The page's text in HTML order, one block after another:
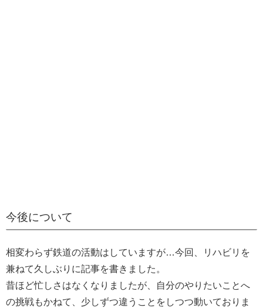
今後について
相変わらず鉄道の活動はしていますが…今回、リハビリを
兼ねて久しぶりに記事を書きました。
昔ほど忙しさはなくなりましたが、自分のやりたいことへ
の挑戦もかねて、少しずつ違うことをしつつ動いておりま